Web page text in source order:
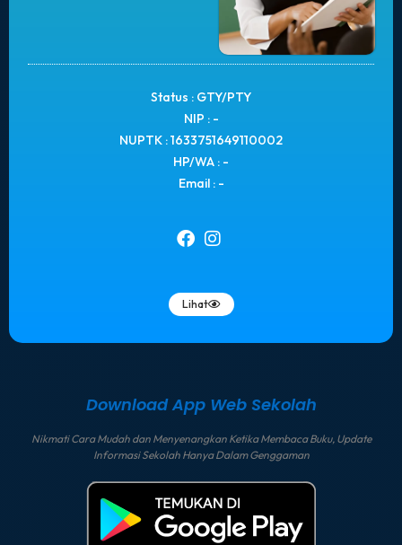
Status : GTY/PTY
NIP : -
NUPTK : 1633751649110002
HP/WA : -
Email : -
Lihat
Download App Web Sekolah
Nikmati Cara Mudah dan Menyenangkan Ketika Membaca Buku, Update
Informasi Sekolah Hanya Dalam Genggaman